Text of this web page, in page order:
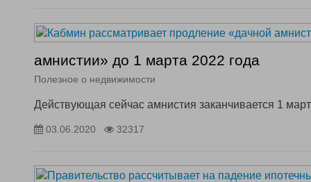
амнистии» до 1 марта 2022 года
Полезное о недвижимости
Действующая сейчас амнистия заканчивается 1
03.06.2020 32317